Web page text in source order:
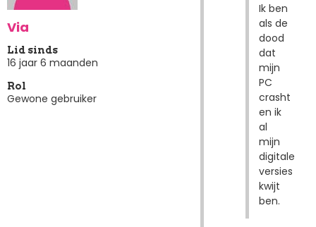
Via
Lid sinds
16 jaar 6 maanden
Rol
Gewone gebruiker
Ik ben
als de
dood
dat
mijn
PC
crasht
en ik
al
mijn
digitale
versies
kwijt
ben.